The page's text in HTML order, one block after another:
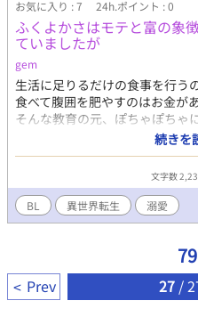
お気に入り : 7 24h.ポイント : 0
ふくよかさはモテと富の象
ていましたが
gem
生活に足りるだけの食事を行う
食べて腹囲を肥やすのはお金が
そんな教育の元、ぽちゃぽちゃ
人公。 しかしある時自分に前
の魂が叫びだす。 「このまま
食わせたい従者VS食べたくな
いしいよ……」 ※ゆるゆる設定
続きを
文字数
BL 異世界転生 溺愛
Prev 27 /